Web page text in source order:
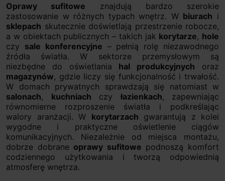
Oprawy sufitowe znajdują bardzo szerokie
zastosowanie w różnych typach wnętrz. W biurach i
sklepach skutecznie doświetlają przestrzenie robocze,
a w obiektach publicznych – takich jak korytarze, hole
czy sale konferencyjne – pełnią rolę niezawodnego
źródła światła. W sektorze przemysłowym są
niezbędne do oświetlania hal produkcyjnych oraz
magazynów, gdzie liczy się funkcjonalność i trwałość.
W domach prywatnych sprawdzają się natomiast w
salonach, kuchniach czy łazienkach, zapewniając
równomierne rozproszenie światła i podkreślając
walory aranżacji. W korytarzach gwarantują z kolei
wygodne i praktyczne oświetlenie ciągów
komunikacyjnych. Niezależnie od miejsca montażu,
dobrze dobrane oprawy sufitowe podnoszą komfort
codziennego użytkowania i tworzą odpowiednią
atmosferę wnętrza.